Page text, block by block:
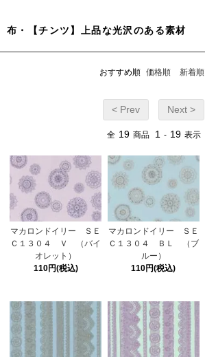
布・【チンツ】上品な光沢のある素材
おすすめ順 価格順 新着順
< Prev Next >
全 19 商品 1 - 19 表示
マカロンドイリー ＳＥ
Ｃ１３０４ Ｖ （バイ
オレット）
110円(税込)
マカロンドイリー ＳＥ
Ｃ１３０４ ＢＬ （ブ
ルー）
110円(税込)